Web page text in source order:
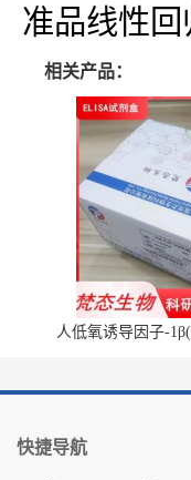
准品线性
相关产品：
人低氧诱导因子-
快捷导航